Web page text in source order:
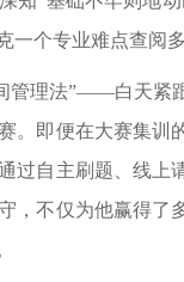
个专业难点查阅
管理法”——白天紧
。即便在大赛集训
过自主刷题、线上
，不仅为他赢得了